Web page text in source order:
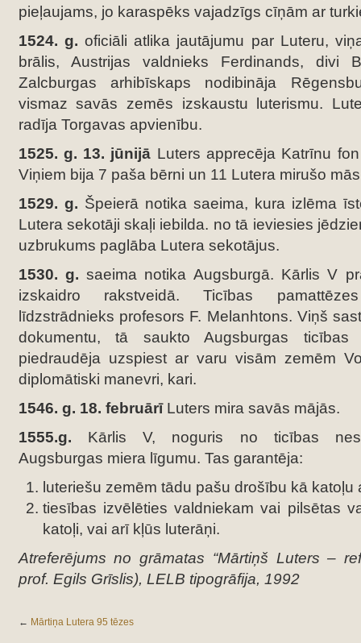
pieļaujams, jo karaspēks vajadzīgs cīņām ar
1524. g. oficiāli atlika jautājumu par Luteru,
brālis, Austrijas valdnieks Ferdinands, divi
Zalcburgas arhibīskaps nodibināja
vismaz savās zemēs izskaustu luterismu.
radīja Torgavas apvienību.
1525. g. 13. jūnijā Luters apprecēja Katrīnu
Viņiem bija 7 paša bērni un 11 Lutera mirušo
1529. g. Špeierā notika saeima, kura izlēma
Lutera sekotāji skaļi iebilda. no tā ieviesies
uzbrukums paglāba Lutera sekotājus.
1530. g. saeima notika Augsburgā. Kārlis V
izskaidro rakstveidā. Ticības
līdzstrādnieks profesors F. Melanhtons. Viņš
dokumentu, tā saukto Augsburgas
piedraudēja uzspiest ar varu visām zemēm
diplomātiski manevri, kari.
1546. g. 18. februārīLuters mira savās mājās.
1555.g. Kārlis V, noguris no ticības
Augsburgas miera līgumu. Tas garantēja:
luteriešu zemēm tādu pašu drošību kā katoļu
tiesības izvēlēties valdniekam vai pilsētas
katoļi, vai arī kļūs luterāņi.
Atreferējums no grāmatas “Mārtiņš Luters –
prof. Egils Grīslis), LELB tipogrāfija, 1992
← Mārtiņa Lutera 95 tēzes